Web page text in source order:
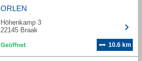
ORLEN
Höhenkamp 3
22145 Braak
10.6 km